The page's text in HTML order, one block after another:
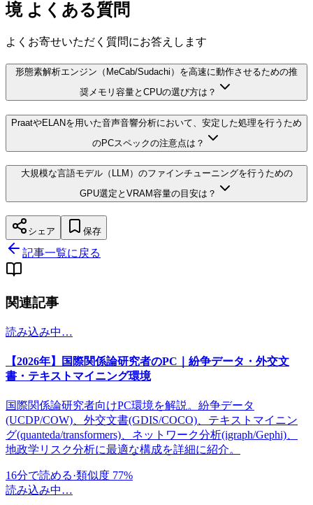
境 よくある質問
よくお寄せいただく質問にお答えします
形態素解析エンジン（MeCab/Sudachi）を高速に動作させるための推
奨メモリ容量とCPUの選び方は？
PraatやELANを用いた音声音響分析において、安定した処理を行うため
のPCスペックの注意点は？
大規模な言語モデル（LLM）のファインチューニングを行うための
GPU選定とVRAM容量の目安は？
シェア 保存
記事一覧に戻る
関連記事
読み込み中…
【2026年】国際関係論研究者のPC｜紛争データ・外交文
書・テキストマイニング環境
国際関係論研究者向けPC環境を解説。紛争データ
(UCDP/COW)、外交文書(GDIS/COCO)、テキストマイニン
グ(quanteda/transformers)、ネットワーク分析(igraph/Gephi)、
地政学リスク分析に最適な構成を詳細に紹介。
16分で読める·類似度 77%
読み込み中…